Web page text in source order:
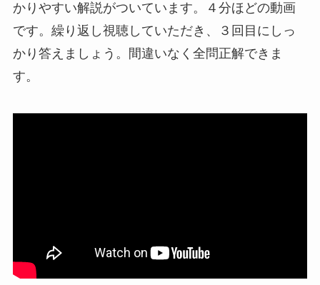
かりやすい解説がついています。４分ほどの動画
です。繰り返し視聴していただき、３回目にしっ
かり答えましょう。間違いなく全問正解できま
す。